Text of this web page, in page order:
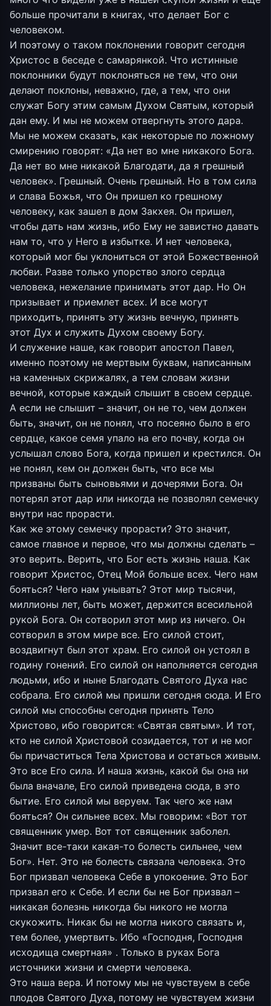
больше прочитали в книгах, что делает Бог с
человеком.
И поэтому о таком поклонении говорит сегодня
Христос в беседе с самарянкой. Что истинные
поклонники будут поклоняться не тем, что они
делают поклоны, неважно, где, а тем, что они
служат Богу этим самым Духом Святым, который
дан ему. И мы не можем отвергнуть этого дара.
Мы не можем сказать, как некоторые по ложному
смирению говорят: «Да нет во мне никакого Бога.
Да нет во мне никакой Благодати, да я грешный
человек». Грешный. Очень грешный. Но в том сила
и слава Божья, что Он пришел ко грешному
человеку, как зашел в дом Закхея. Он пришел,
чтобы дать нам жизнь, ибо Ему не завистно давать
нам то, что у Него в избытке. И нет человека,
который мог бы уклониться от этой Божественной
любви. Разве только упорство злого сердца
человека, нежелание принимать этот дар. Но Он
призывает и приемлет всех. И все могут
приходить, принять эту жизнь вечную, принять
этот Дух и служить Духом своему Богу.
И служение наше, как говорит апостол Павел,
именно поэтому не мертвым буквам, написанным
на каменных скрижалях, а тем словам жизни
вечной, которые каждый слышит в своем сердце.
А если не слышит – значит, он не то, чем должен
быть, значит, он не понял, что посеяно было в его
сердце, какое семя упало на его почву, когда он
услышал слово Бога, когда пришел и крестился. Он
не понял, кем он должен быть, что все мы
призваны быть сыновьями и дочерями Бога. Он
потерял этот дар или никогда не позволял семечку
внутри нас прорасти.
Как же этому семечку прорасти? Это значит,
самое главное и первое, что мы должны сделать –
это верить. Верить, что Бог есть жизнь наша. Как
говорит Христос, Отец Мой больше всех. Чего нам
бояться? Чего нам унывать? Этот мир тысячи,
миллионы лет, быть может, держится всесильной
рукой Бога. Он сотворил этот мир из ничего. Он
сотворил в этом мире все. Его силой стоит,
воздвигнут был этот храм. Его силой он устоял в
годину гонений. Его силой он наполняется сегодня
людьми, ибо и ныне Благодать Святого Духа нас
собрала. Его силой мы пришли сегодня сюда. И Его
силой мы способны сегодня принять Тело
Христово, ибо говорится: «Святая святым». И тот,
кто не силой Христовой созидается, тот и не мог
бы причаститься Тела Христова и остаться живым.
Это все Его сила. И наша жизнь, какой бы она ни
была вначале, Его силой приведена сюда, в это
бытие. Его силой мы веруем. Так чего же нам
бояться? Он сильнее всех. Мы говорим: «Вот тот
священник умер. Вот тот священник заболел.
Значит все-таки какая-то болесть сильнее, чем
Бог». Нет. Это не болесть связала человека. Это
Бог призвал человека Себе в упокоение. Это Бог
призвал его к Себе. И если бы не Бог призвал –
никакая болезнь никогда бы никого не могла
скукожить. Никак бы не могла никого связать и,
тем более, умертвить. Ибо «Господня, Господня
исходища смертная» . Только в руках Бога
источники жизни и смерти человека.
Это наша вера. И потому мы не чувствуем в себе
плодов Святого Духа, потому не чувствуем жизни